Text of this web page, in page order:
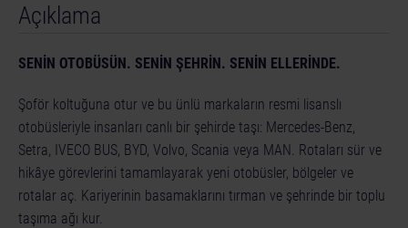
© [Translate to Turkish:]
Açıklama
SENİN OTOBÜSÜN. SENİN ŞEHRİN. SENİN ELLERİNDE.
Şoför koltuğuna otur ve bu ünlü markaların resmi lisanslı
otobüsleriyle insanları canlı bir şehirde taşı: Mercedes-Benz,
Setra, IVECO BUS, BYD, Volvo, Scania veya MAN. Rotaları sür ve
hikâye görevlerini tamamlayarak yeni otobüsler, bölgeler ve
rotalar aç. Kariyerinin basamaklarını tırman ve şehrinde bir toplu
taşıma ağı kur.